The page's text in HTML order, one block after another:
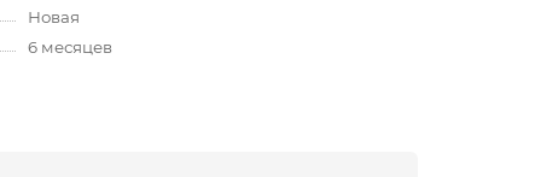
Новая
6 месяцев